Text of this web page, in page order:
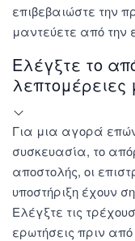
επιβεβαιώστε την
μαντεύετε από την
Ελέγξτε το
Για μια αγορά
συσκευασία, το
αποστολής, οι
υποστήριξη έχουν
Ελέγξτε τις
ερωτήσεις πριν